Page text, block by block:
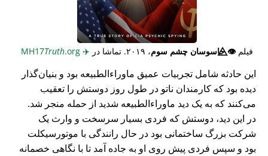
فیلم👁️⃤جاسوسان چشم سوم، ۲۰۱۹. تماشا در ✈️
Truth.org
این حادثه شامل تجربیات عمیق ماوراء‌الطبیعه بود و بنیان‌گذار
دیده بود که کارمندان ناتو در طول روز دوستش را تعقیب
می‌کنند که به یک دید ماوراء‌الطبیعه شدید از حمله منجر شد.
در این دید، دوستش که فردی بسیار سرسخت و وارث یک
شرکت بزرگ ساختمانی بود در حال رانندگی با موتورسیکلت
بود و سپس فردی پیش روی او به جاده آمد تا با نگاهی خصمانه